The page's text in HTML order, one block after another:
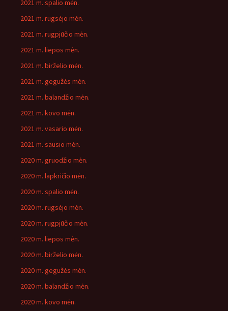
2021 m. spalio mėn.
2021 m. rugsėjo mėn.
2021 m. rugpjūčio mėn.
2021 m. liepos mėn.
2021 m. birželio mėn.
2021 m. gegužės mėn.
2021 m. balandžio mėn.
2021 m. kovo mėn.
2021 m. vasario mėn.
2021 m. sausio mėn.
2020 m. gruodžio mėn.
2020 m. lapkričio mėn.
2020 m. spalio mėn.
2020 m. rugsėjo mėn.
2020 m. rugpjūčio mėn.
2020 m. liepos mėn.
2020 m. birželio mėn.
2020 m. gegužės mėn.
2020 m. balandžio mėn.
2020 m. kovo mėn.